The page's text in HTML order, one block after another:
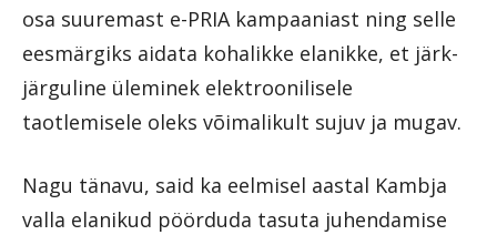
osa suuremast e-PRIA kampaaniast ning selle
eesmärgiks aidata kohalikke elanikke, et järk-
järguline üleminek elektroonilisele
taotlemisele oleks võimalikult sujuv ja mugav.
Nagu tänavu, said ka eelmisel aastal Kambja
valla elanikud pöörduda tasuta juhendamise